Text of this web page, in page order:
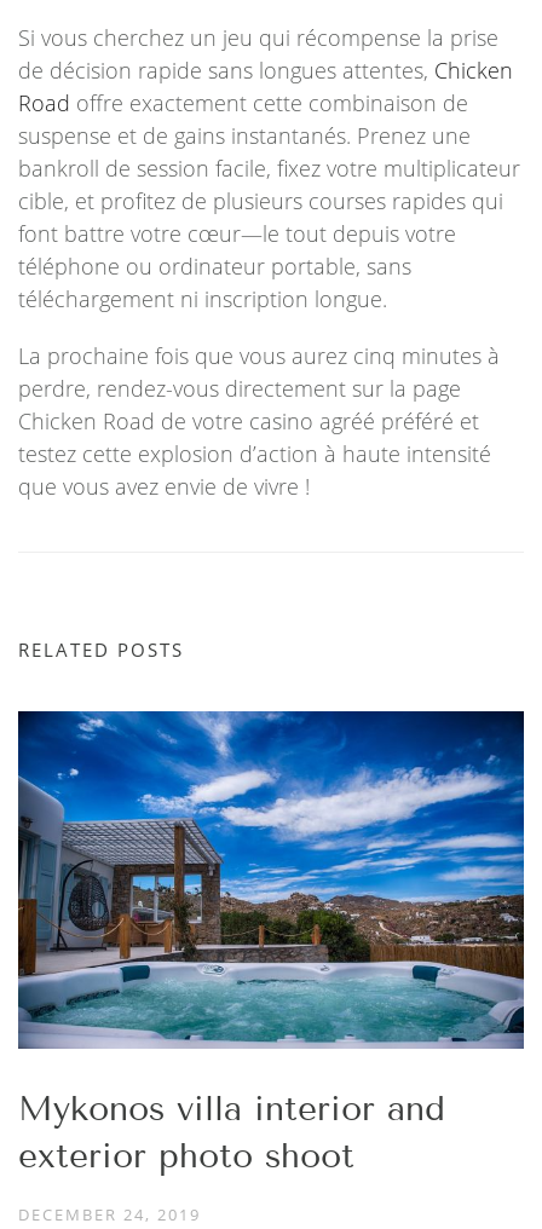
Si vous cherchez un jeu qui récompense la prise
de décision rapide sans longues attentes, Chicken
Road offre exactement cette combinaison de
suspense et de gains instantanés. Prenez une
bankroll de session facile, fixez votre multiplicateur
cible, et profitez de plusieurs courses rapides qui
font battre votre cœur—le tout depuis votre
téléphone ou ordinateur portable, sans
téléchargement ni inscription longue.
La prochaine fois que vous aurez cinq minutes à
perdre, rendez-vous directement sur la page
Chicken Road de votre casino agréé préféré et
testez cette explosion d’action à haute intensité
que vous avez envie de vivre !
RELATED POSTS
Mykonos villa interior and
exterior photo shoot
DECEMBER 24, 2019